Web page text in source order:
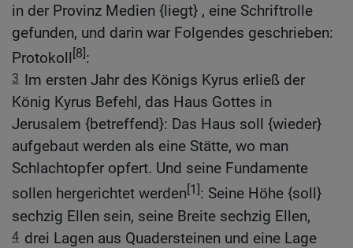
in der Provinz Medien {liegt} , eine Schriftrolle
gefunden, und darin war Folgendes geschrieben:
Protokoll [8]:
3 Im ersten Jahr des Königs Kyrus erließ der
König Kyrus Befehl, das Haus Gottes in
Jerusalem {betreffend}: Das Haus soll {wieder}
aufgebaut werden als eine Stätte, wo man
Schlachtopfer opfert. Und seine Fundamente
sollen hergerichtet werden[1]: Seine Höhe {soll}
sechzig Ellen sein, seine Breite sechzig Ellen,
4 drei Lagen aus Quadersteinen und eine Lage